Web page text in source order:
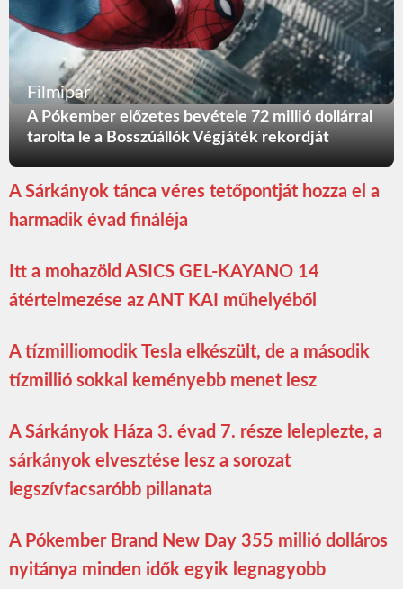
Filmipar
A Pókember előzetes bevétele 72 millió dollárral
tarolta le a Bosszúállók Végjáték rekordját
A Sárkányok tánca véres tetőpontját hozza el a
harmadik évad fináléja
Itt a mohazöld ASICS GEL-KAYANO 14
átértelmezése az ANT KAI műhelyéből
A tízmilliomodik Tesla elkészült, de a második
tízmillió sokkal keményebb menet lesz
A Sárkányok Háza 3. évad 7. része leleplezte, a
sárkányok elvesztése lesz a sorozat
legszívfacsaróbb pillanata
A Pókember Brand New Day 355 millió dolláros
nyitánya minden idők egyik legnagyobb